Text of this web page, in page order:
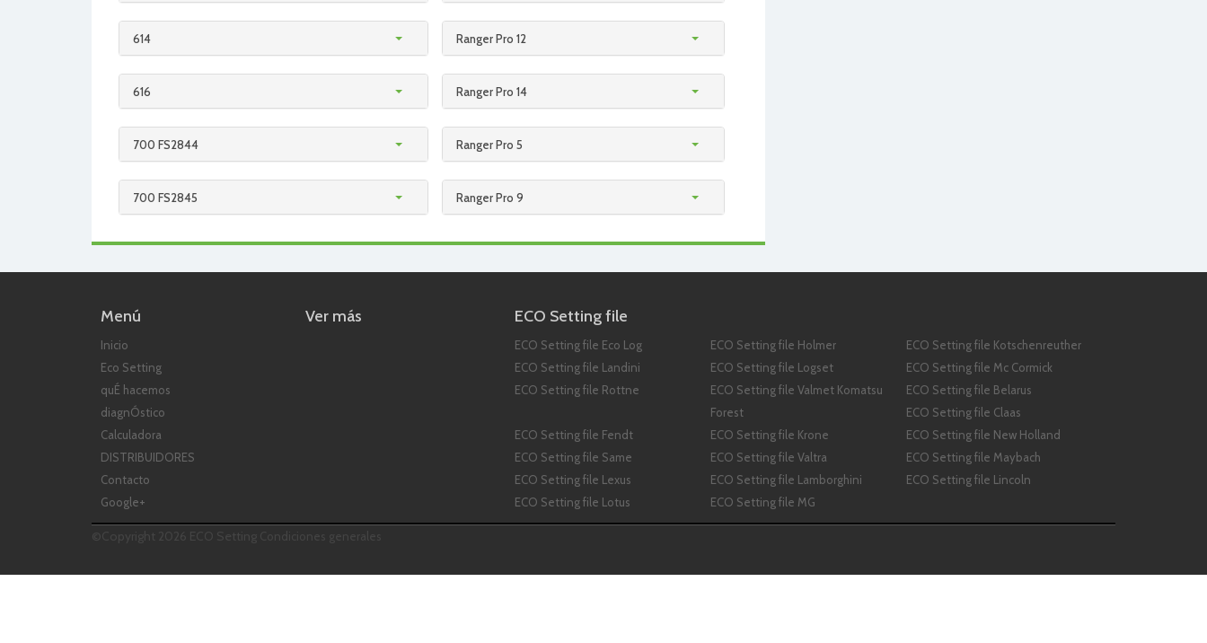
614
616
700 FS2844
700 FS2845
Ranger Pro 12
Ranger Pro 14
Ranger Pro 5
Ranger Pro 9
Menú
Inicio
Eco Setting
quÉ hacemos
diagnÓstico
Calculadora
DISTRIBUIDORES
Contacto
Google+
Ver más ECO Setting file
ECO Setting file Eco Log ECO Setting file Holmer
ECO Setting file Kotschenreuther
ECO Setting file Landini
ECO Setting file Logset
ECO Setting file Mc Cormick
ECO Setting file Rottne
ECO Setting file Valmet Komatsu
Forest
ECO Setting file Belarus
ECO Setting file Claas
ECO Setting file Fendt
ECO Setting file Krone
ECO Setting file New Holland
ECO Setting file Same
ECO Setting file Valtra
ECO Setting file Maybach
ECO Setting file Lexus
ECO Setting file Lamborghini
ECO Setting file Lincoln
ECO Setting file Lotus
ECO Setting file MG
©Copyright 2026 ECO Setting